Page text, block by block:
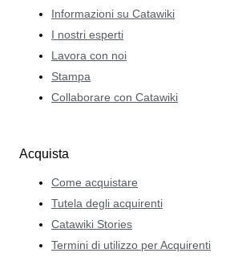
Informazioni su Catawiki
I nostri esperti
Lavora con noi
Stampa
Collaborare con Catawiki
Acquista
Come acquistare
Tutela degli acquirenti
Catawiki Stories
Termini di utilizzo per Acquirenti